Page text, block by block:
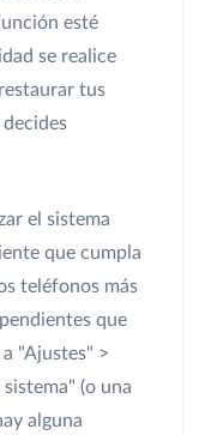
esté
se realice
tus
el sistema
que cumpla
teléfonos más
que
"Ajustes" >
(o una
alguna